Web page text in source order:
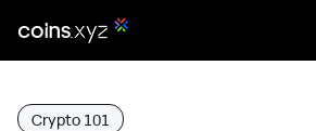
Crypto 101